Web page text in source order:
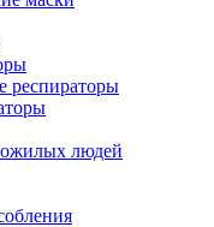
респираторы
людей